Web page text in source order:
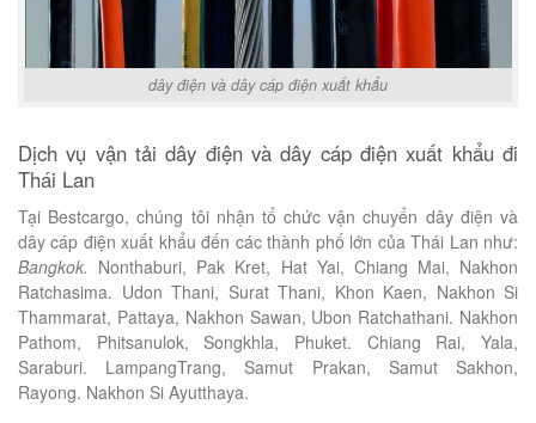
dây điện và dây cáp điện xuất khẩu
Dịch vụ vận tải dây điện và dây cáp điện xuất khẩu đi
Thái Lan
Tại Bestcargo, chúng tôi nhận tổ chức vận chuyển dây điện và
dây cáp điện xuất khẩu đến các thành phố lớn của Thái Lan như:
Bangkok. Nonthaburi, Pak Kret, Hat Yai, Chiang Mai, Nakhon
Ratchasima. Udon Thani, Surat Thani, Khon Kaen, Nakhon Si
Thammarat, Pattaya, Nakhon Sawan, Ubon Ratchathani. Nakhon
Pathom, Phitsanulok, Songkhla, Phuket. Chiang Rai, Yala,
Saraburi. LampangTrang, Samut Prakan, Samut Sakhon,
Rayong. Nakhon Si Ayutthaya.